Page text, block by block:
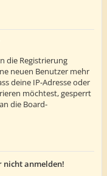
die Registrierung
neuen Benutzer mehr
deine IP-Adresse oder
möchtest, gesperrt
die Board-
nicht anmelden!